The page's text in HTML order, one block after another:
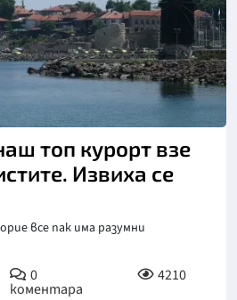
топ курорт взе
Извиха се
все пак има разумни
0
коментара
4210